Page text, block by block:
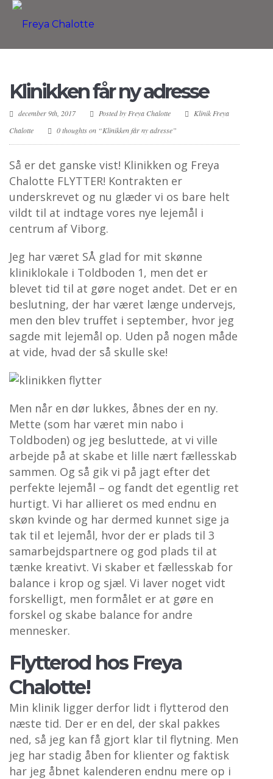
Klinikken får ny adresse
december 9th, 2017 Posted by Freya Chalotte
Klinik Freya
Chalotte
0 thoughts on “Klinikken får ny adresse”
Så er det ganske vist! Klinikken og Freya
Chalotte FLYTTER! Kontrakten er
underskrevet og nu glæder vi os bare helt
vildt til at indtage vores nye lejemål i
centrum af Viborg.
Jeg har været SÅ glad for mit skønne
kliniklokale i Toldboden 1, men det er
blevet tid til at gøre noget andet. Det er en
beslutning, der har været længe undervejs,
men den blev truffet i september, hvor jeg
sagde mit lejemål op. Uden på nogen måde
at vide, hvad der så skulle ske!
Men når en dør lukkes, åbnes der en ny.
Mette (som har været min nabo i
Toldboden) og jeg besluttede, at vi ville
arbejde på at skabe et lille nært fællesskab
sammen. Og så gik vi på jagt efter det
perfekte lejemål – og fandt det egentlig ret
hurtigt. Vi har allieret os med endnu en
skøn kvinde og har dermed kunnet sige ja
tak til et lejemål, hvor der er plads til 3
samarbejdspartnere og god plads til at
tænke kreativt. Vi skaber et fællesskab for
balance i krop og sjæl. Vi laver noget vidt
forskelligt, men formålet er at gøre en
forskel og skabe balance for andre
mennesker.
Flytterod hos Freya
Chalotte!
Min klinik ligger derfor lidt i flytterod den
næste tid. Der er en del, der skal pakkes
ned, så jeg kan få gjort klar til flytning. Men
jeg har stadig åben for klienter og faktisk
har jeg åbnet kalenderen endnu mere op i